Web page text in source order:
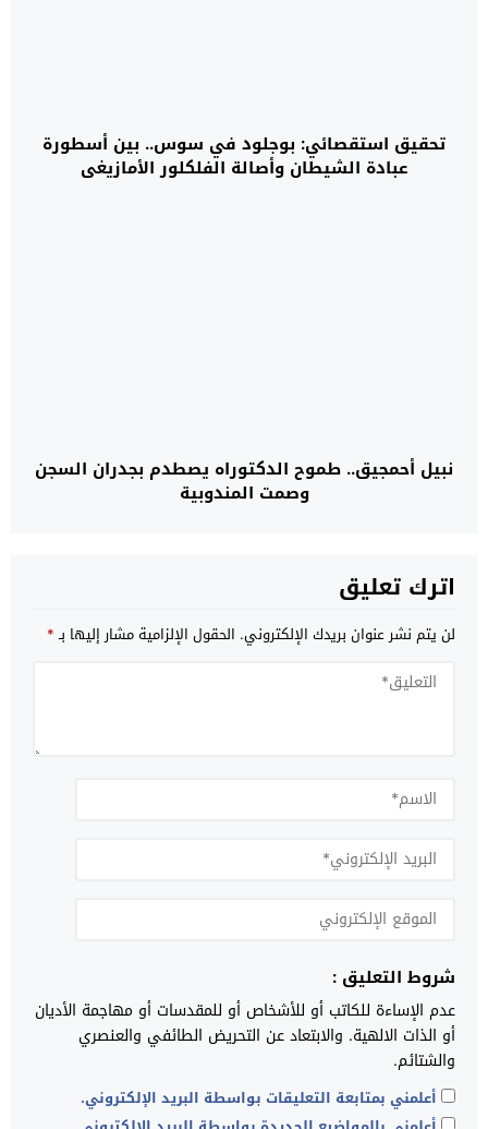
تحقيق استقصائي: بوجلود في سوس.. بين أسطورة
عبادة الشيطان وأصالة الفلكلور الأمازيغي
نبيل أحمجيق.. طموح الدكتوراه يصطدم بجدران السجن
وصمت المندوبية
اترك تعليق
لن يتم نشر عنوان بريدك الإلكتروني. الحقول الإلزامية مشار إليها بـ*
شروط التعليق :
عدم الإساءة للكاتب أو للأشخاص أو للمقدسات أو مهاجمة الأديان
أو الذات الالهية. والابتعاد عن التحريض الطائفي والعنصري
والشتائم.
أعلمني بمتابعة التعليقات بواسطة البريد الإلكتروني.